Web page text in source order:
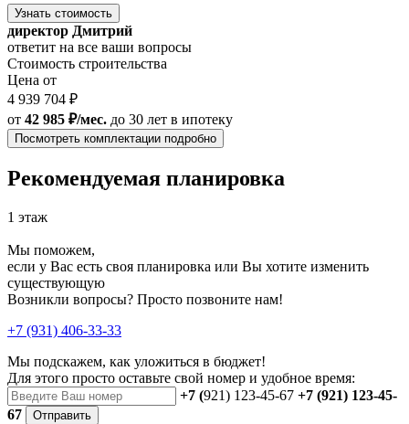
Узнать стоимость
директор Дмитрий
ответит на все ваши вопросы
Стоимость строительства
Цена от
4 939 704 ₽
от 42 985 ₽/мес. до 30 лет в ипотеку
Посмотреть комплектации подробно
Рекомендуемая планировка
1 этаж
Мы поможем,
если у Вас есть своя планировка или Вы хотите изменить
существующую
Возникли вопросы? Просто позвоните нам!
+7 (931) 406-33-33
Мы подскажем, как уложиться в бюджет!
Для этого просто оставьте свой номер и удобное время:
+7 (921) 123-45-67 +7 (921) 123-45-
67
Отправить